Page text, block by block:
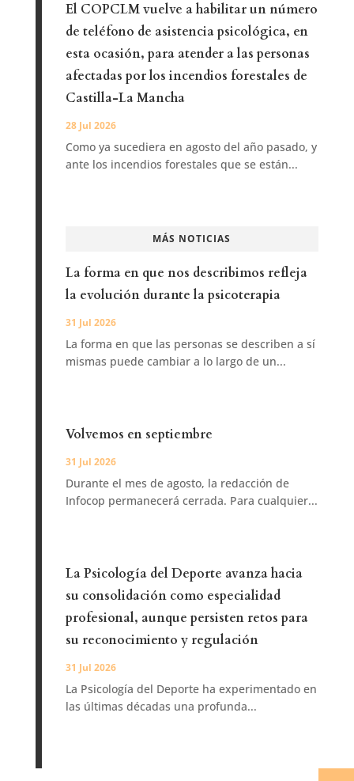
El COPCLM vuelve a habilitar un número
de teléfono de asistencia psicológica, en
esta ocasión, para atender a las personas
afectadas por los incendios forestales de
Castilla-La Mancha
28 Jul 2026
Como ya sucediera en agosto del año pasado, y
ante los incendios forestales que se están...
MÁS NOTICIAS
La forma en que nos describimos refleja
la evolución durante la psicoterapia
31 Jul 2026
La forma en que las personas se describen a sí
mismas puede cambiar a lo largo de un...
Volvemos en septiembre
31 Jul 2026
Durante el mes de agosto, la redacción de
Infocop permanecerá cerrada. Para cualquier...
La Psicología del Deporte avanza hacia
su consolidación como especialidad
profesional, aunque persisten retos para
su reconocimiento y regulación
31 Jul 2026
La Psicología del Deporte ha experimentado en
las últimas décadas una profunda...